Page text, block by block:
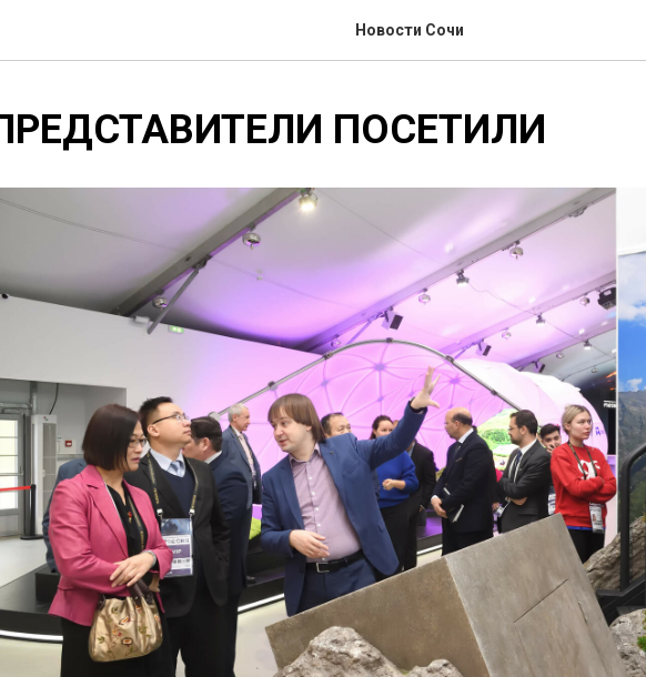
Новости Сочи
ПОСЕТИЛИ